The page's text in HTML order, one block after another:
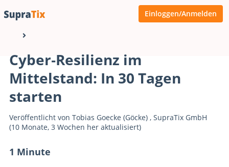
Einloggen/Anmelden
1 Minute
Cyber‑Resilienz im
Mittelstand: In 30 Tagen
starten
Veröffentlicht von Tobias Goecke (Göcke), SupraTix GmbH
(10 Monate, 3 Wochen her aktualisiert)